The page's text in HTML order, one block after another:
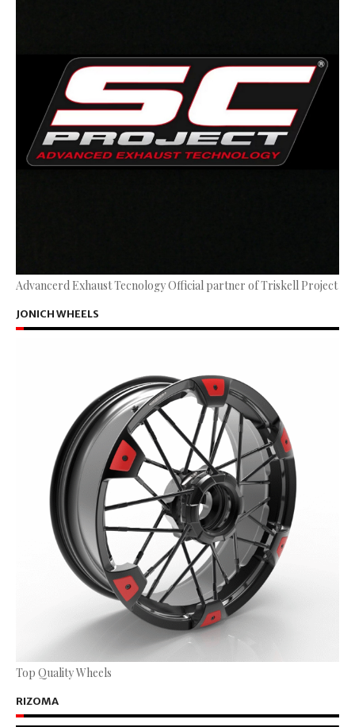
Advancerd Exhaust Tecnology Official partner of Triskell Project
JONICH WHEELS
Top Quality Wheels
RIZOMA